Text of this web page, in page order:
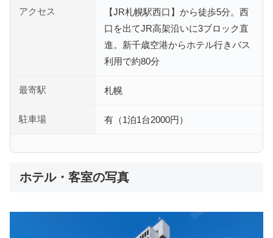
アクセス
【JR札幌駅西口】から徒歩5分。西
口を出てJR高架沿いに3ブロック直
進。新千歳空港からホテル行きバス
利用で約80分
最寄駅 札幌
駐車場 有（1泊1台2000円）
ホテル・客室の写真